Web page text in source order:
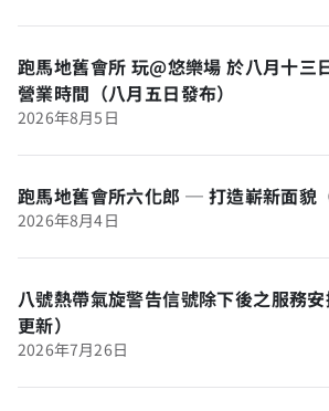
跑馬地舊會所 玩@悠樂場 於八月十三
營業時間（八月五日發布）
2026年8月5日
跑馬地舊會所六化郎 ─ 打造嶄新面貌
2026年8月4日
八號熱帶氣旋警告信號除下後之服務
更新）
2026年7月26日